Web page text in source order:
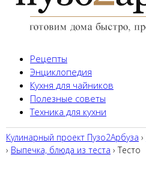
Рецепты
Энциклопедия
Кухня для чайников
Полезные советы
Техника для кухни
Кулинарный проект Пузо2Aрбуза ›
› Выпечка, блюда из теста › Тесто